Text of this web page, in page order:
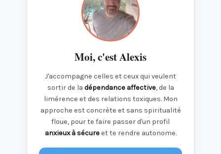
Moi, c'est Alexis
J'accompagne celles et ceux qui veulent
sortir de la dépendance affective, de la
limérence et des relations toxiques. Mon
approche est concrète et sans spiritualité
floue, pour te faire passer d'un profil
anxieux à sécureet te rendre autonome.